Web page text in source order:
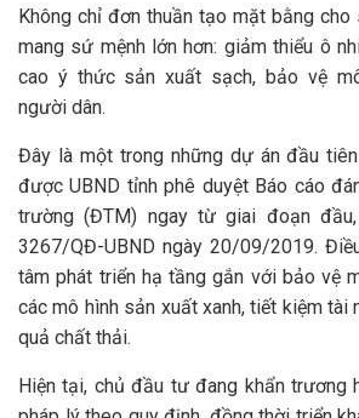
Không chỉ đơn thuần tạo mặt bằng cho
mang sứ mệnh lớn hơn: giảm thiểu ô
cao ý thức sản xuất sạch, bảo vệ
người dân.
Đây là một trong những dự án đầu
được UBND tỉnh phê duyệt Báo cáo
trường (ĐTM) ngay từ giai đoạn
3267/QĐ-UBND ngày 20/09/2019.
tâm phát triển hạ tầng gắn với bảo vệ
các mô hình sản xuất xanh, tiết kiệm tài
quả chất thải.
Hiện tại, chủ đầu tư đang khẩn trương